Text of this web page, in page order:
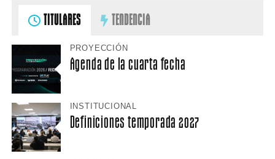
TITULARES TENDENCIA
PROYECCIÓN
Agenda de la cuarta fecha
INSTITUCIONAL
Definiciones temporada 2027